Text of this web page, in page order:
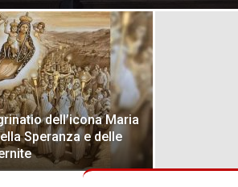
dell’icona Maria
Speranza e delle